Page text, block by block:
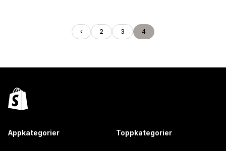
2 3 4
Appkategorier Toppkategorier